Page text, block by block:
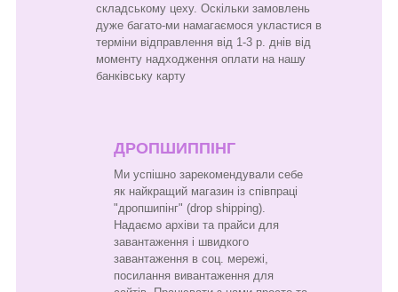
складському цеху. Оскільки замовлень
дуже багато-ми намагаємося укластися в
терміни відправлення від 1-3 р. днів від
моменту надходження оплати на нашу
банківську карту
ДРОПШИППІНГ
Ми успішно зарекомендували себе
як найкращий магазин із співпраці
"дропшипінг" (drop shipping).
Надаємо архіви та прайси для
завантаження і швидкого
завантаження в соц. мережі,
посилання вивантаження для